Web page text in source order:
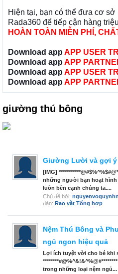
Hiện tại, bạn có thể đưa cơ
Rada360 để tiếp cận hàng
HOÀN TOÀN MIỄN PHÍ,
Download app APP USER
Download app APP
Download app APP USER
Download app APP
giường thú bông
Giường Lười và gợi
[IMG]
những người bạn hoạt hình
luôn bên cạnh chúng ta....
Chủ đề bởi:
đàn: Rao vặt Tổng hợp
Nệm Thú Bông và
ngủ ngon hiệu quả
Lợi ích tuyệt vời cho bé khi
trong những loại nệm ngủ...